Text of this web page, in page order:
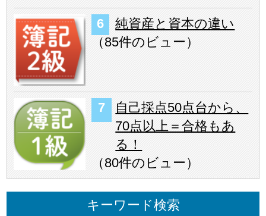
純資産と資本の違い
（85件のビュー ）
自己採点50点台から、
70点以上＝合格もあ
る！
（80件のビュー ）
キーワード検索